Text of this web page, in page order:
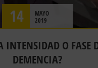
14
MAYO
2019
INTENSIDAD O FASE
DEMENCIA?